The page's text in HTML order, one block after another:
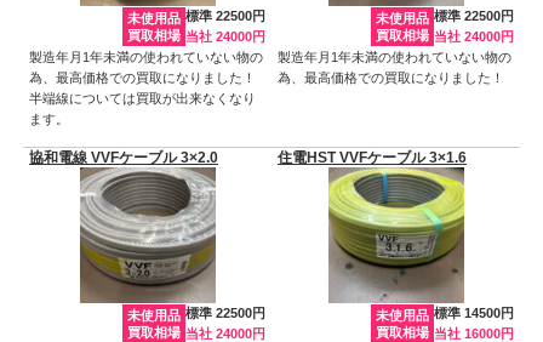
未使用品
買取相場
標準 22500円
当社 24000円
製造年月1年未満の使われていない物の
為、最高価格での買取になりました！
半端線については買取が出来なくなり
ます。
未使用品
買取相場
標準 22500円
当社 24000円
製造年月1年未満の使われていない物の
為、最高価格での買取になりました！
協和電線 VVFケーブル 3×2.0
未使用品
買取相場
標準 22500円
当社 24000円
住電HST VVFケーブル 3×1.6
未使用品
買取相場
標準 14500円
当社 16000円